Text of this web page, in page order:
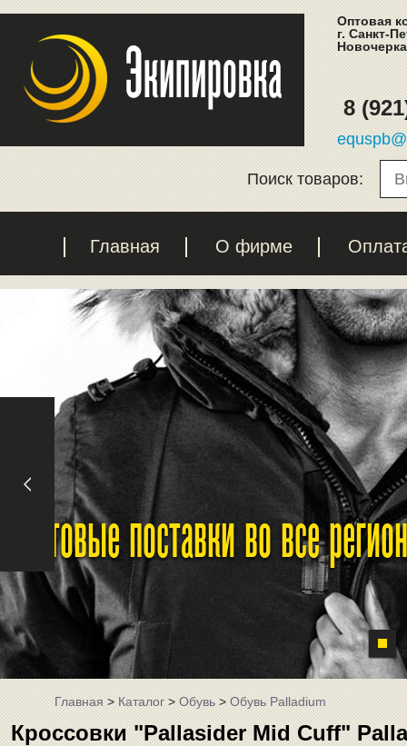
Оптовая
г. Санкт-
8
Поиск товаров:
Главная О фирме
Оптовые поставки во все
Главная>Каталог>Обувь>Обувь Palladium
Кроссовки "Pallasider Mid Cuff"